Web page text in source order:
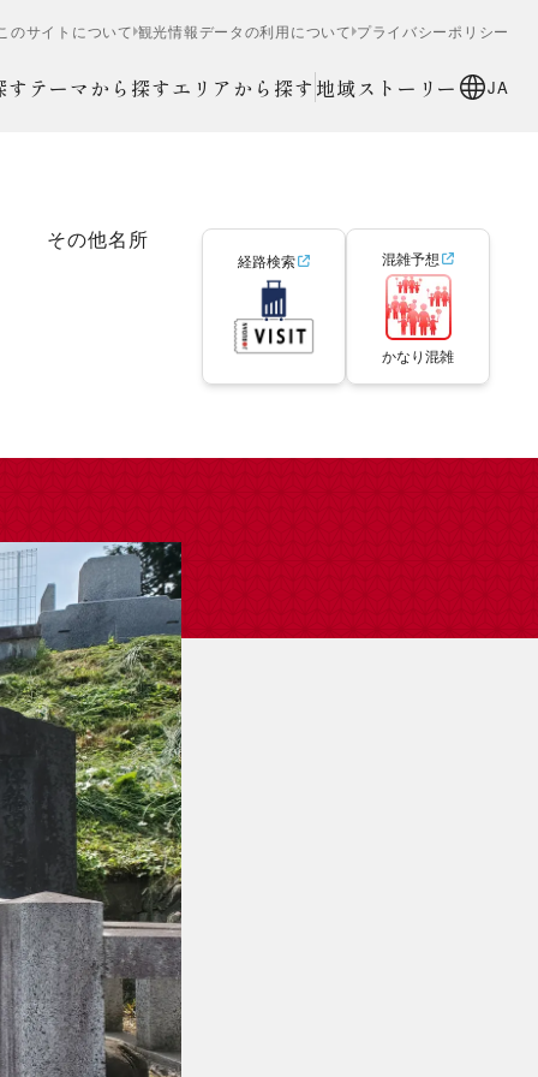
のサイトについて 観光情報データの利用について プライバシーポリシー
す テーマから探すエリアから探す 地域ストーリー JA
その他名所
経路検索 混雑予想
かなり混雑